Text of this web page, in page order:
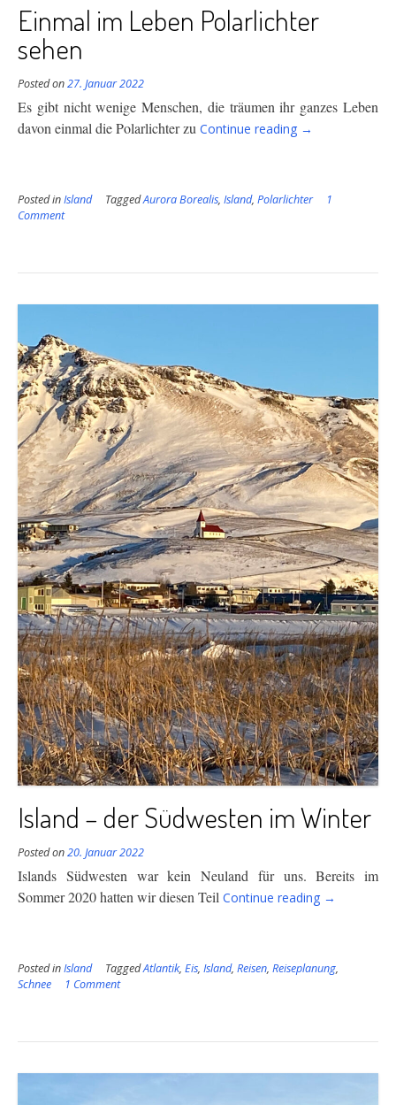
Einmal im Leben Polarlichter
sehen
Posted on27. Januar 2022
Es gibt nicht wenige Menschen, die träumen ihr ganzes Leben
davon einmal die Polarlichter zu Continue reading
“Einmal
sehen”
→
Posted inIsland TaggedAurora Borealis, Island, Polarlichter
1
Comment
Island – der Südwesten im Winter
Posted on20. Januar 2022
Islands Südwesten war kein Neuland für uns. Bereits im
Sommer 2020hatten wirdiesen Teil Continue reading
“Island
im
→
Posted inIsland TaggedAtlantik, Eis, Island, Reisen, Reiseplanung,
Schnee
1 Comment